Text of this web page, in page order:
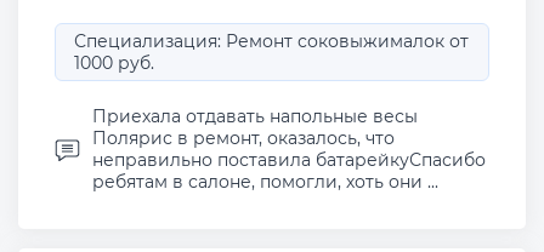
Специализация: Ремонт соковыжималок от
1000 руб.
Приехала отдавать напольные весы
Полярис в ремонт, оказалось, что
неправильно поставила батарейкуСпасибо
ребятам в салоне, помогли, хоть они ...